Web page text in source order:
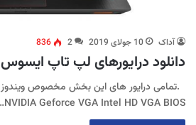
آداک 10 جولای 2019 2
836
دانلود درایورهای لپ تاپ ایسوس GL553VD
NVIDIA Geforce VGA Intel HD VGA BIOS…